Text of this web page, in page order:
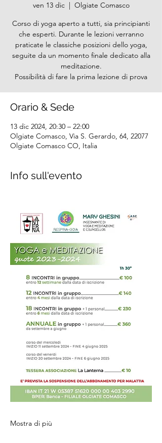
ven 13 dic
  |
Olgiate Comasco
Corso di yoga aperto a tutti, sia principianti
che esperti. Durante le lezioni verranno
praticate le classiche posizioni dello yoga,
seguite da un momento finale dedicato alla
meditazione.
Possibilità di fare la prima lezione di prova
Orario & Sede
13 dic 2024, 20:30 – 22:00
Olgiate Comasco, Via S. Gerardo, 64, 22077
Olgiate Comasco CO, Italia
Info sull'evento
Mostra di più